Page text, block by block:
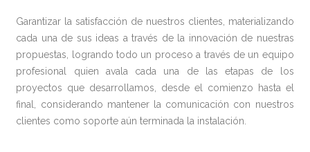
Garantizar la satisfacción de nuestros clientes, materializando
cada una de sus ideas a través de la innovación de nuestras
propuestas, logrando todo un proceso a través de un equipo
profesional quien avala cada una de las etapas de los
proyectos que desarrollamos, desde el comienzo hasta el
final, considerando mantener la comunicación con nuestros
clientes como soporte aún terminada la instalación.